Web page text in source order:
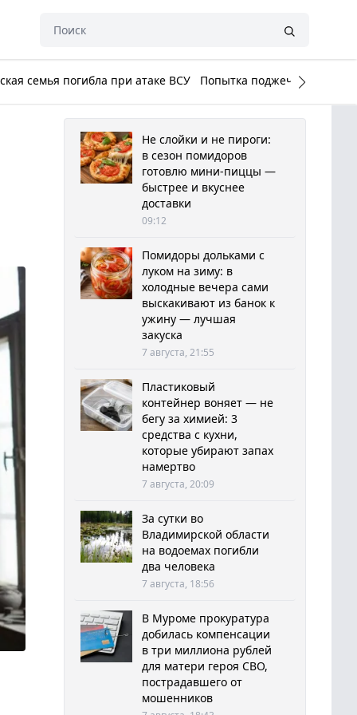
семья погибла при атаке ВСУ Попытка поджечь Белый
Не слойки и не пироги:
в сезон помидоров
готовлю мини-пиццы —
быстрее и вкуснее
доставки
09:12
Помидоры дольками с
луком на зиму: в
холодные вечера сами
выскакивают из банок к
ужину — лучшая
закуска
7 августа, 21:55
Пластиковый
контейнер воняет — не
бегу за химией: 3
средства с кухни,
которые убирают запах
намертво
7 августа, 20:09
За сутки во
Владимирской области
на водоемах погибли
два человека
7 августа, 18:56
В Муроме прокуратура
добилась компенсации
в три миллиона рублей
для матери героя СВО,
пострадавшего от
мошенников